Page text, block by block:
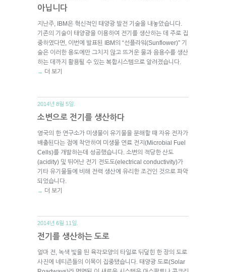
아닙니다
지난주, IBM은 혁신적인 태양광 발전 기술을 내놓았습니다.
기존의 기술이 태양광을 이용하여 전기를 생산하는 데 주로 집
중하였다면, 이번에 발표된 IBM의 “선플라워(Sunflower)” 기
술은 이러한 용도에만 그치지 않고 뜨거운 물과 음용수를 생산
하는 데까지 활용될 수 있는 복합시스템으로 알려졌습니다.
→ 더 보기
2014년 8월 5일.
소변으로 전기를 생산하다
영국의 한 연구소가 미생물이 유기물을 분해할 때 자유 전자가
배출된다는 점에 착안하여 미생물 연료 전지(Microbial Fuel
Cells)를 개발하는데 성공했습니다. 소변의 적당한 산도
(acidity) 및 뛰어난 전기 전도도(electrical conductivity)가
기타 유기물들에 비해 전력 생산에 유리한 조건인 것으로 파악
되었습니다.
→ 더 보기
2014년 6월 11일.
전기를 생산하는 도로
얼마 전, 녹색 빛을 띈 육각모양의 타일로 뒤덮힌 한 장의 도로
사진에 네티즌들의 이목이 집중됐습니다. 태양광 도로(Solar